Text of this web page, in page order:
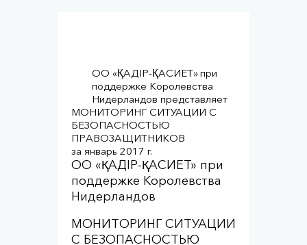
ОО «ҚАДІР-ҚАСИЕТ» при
поддержке Королевства
Нидерландов представляет
МОНИТОРИНГ СИТУАЦИИ С
БЕЗОПАСНОСТЬЮ
ПРАВОЗАЩИТНИКОВ
за январь 2017 г.
ОО «ҚАДІР-ҚАСИЕТ» при
поддержке Королевства
Нидерландов
МОНИТОРИНГ СИТУАЦИИ
С БЕЗОПАСНОСТЬЮ